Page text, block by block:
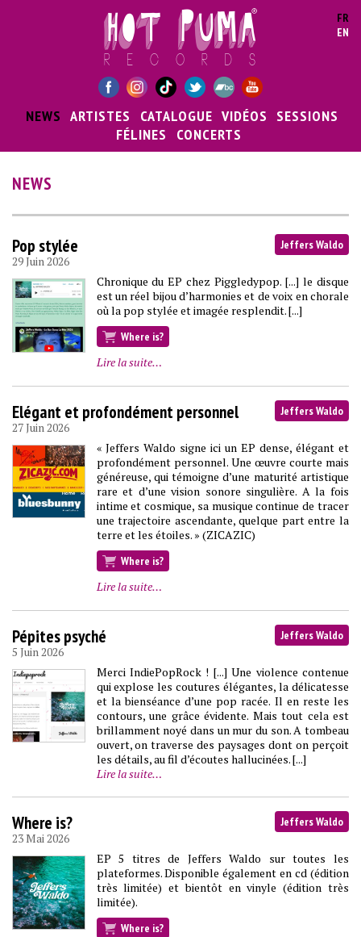
FR
EN
NEWS ARTISTES CATALOGUE VIDÉOS SESSIONS
FÉLINES
CONCERTS
NEWS
Jeffers Waldo
Pop stylée
29 Juin 2026
Chronique du EP chez Piggledypop. [...] le disque
est un réel bijou d’harmonies et de voix en chorale
où la pop stylée et imagée resplendit. [...]
Where is?
Lire la suite…
Jeffers Waldo
Elégant et profondément personnel
27 Juin 2026
« Jeffers Waldo signe ici un EP dense, élégant et
profondément personnel. Une œuvre courte mais
généreuse, qui témoigne d’une maturité artistique
rare et d’une vision sonore singulière. A la fois
intime et cosmique, sa musique continue de tracer
une trajectoire ascendante, quelque part entre la
terre et les étoiles. » (ZICAZIC)
Where is?
Lire la suite…
Jeffers Waldo
Pépites psyché
5 Juin 2026
Merci IndiePopRock ! [...] Une violence contenue
qui explose les coutures élégantes, la délicatesse
et la bienséance d’une pop racée. Il en reste les
contours, une grâce évidente. Mais tout cela est
brillamment noyé dans un mur du son. A tombeau
ouvert, on traverse des paysages dont on perçoit
les détails, au fil d’écoutes hallucinées. [...]
Lire la suite…
Jeffers Waldo
Where is?
23 Mai 2026
EP 5 titres de Jeffers Waldo sur toutes les
plateformes. Disponible également en cd (édition
très limitée) et bientôt en vinyle (édition très
limitée).
Where is?